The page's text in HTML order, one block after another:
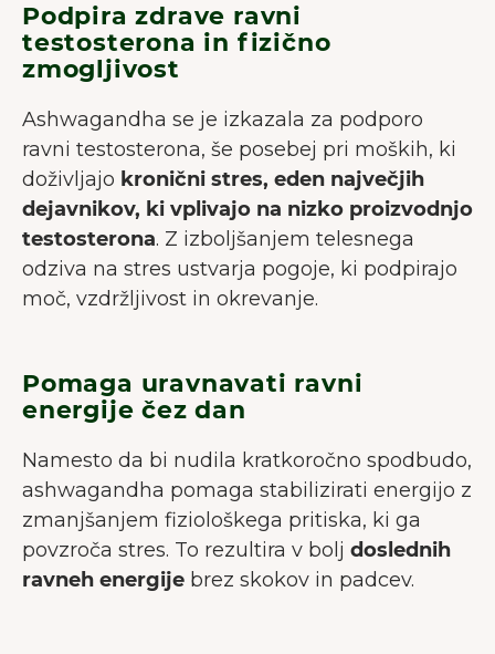
Podpira zdrave ravni
testosterona in fizično
zmogljivost
Ashwagandha se je izkazala za podporo
ravni testosterona, še posebej pri moških, ki
doživljajo kronični stres, eden največjih
dejavnikov, ki vplivajo na nizko proizvodnjo
testosterona. Z izboljšanjem telesnega
odziva na stres ustvarja pogoje, ki podpirajo
moč, vzdržljivost in okrevanje.
Pomaga uravnavati ravni
energije čez dan
Namesto da bi nudila kratkoročno spodbudo,
ashwagandha pomaga stabilizirati energijo z
zmanjšanjem fiziološkega pritiska, ki ga
povzroča stres. To rezultira v bolj doslednih
ravneh energije brez skokov in padcev.